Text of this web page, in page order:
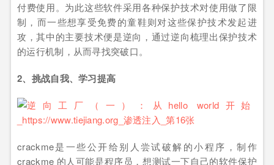
付费使用。为此这些软件采用各种保护技术对使用做了限
制，而一些想享受免费的童鞋则对这些保护技术发起进
攻，其中的主要技术便是逆向，通过逆向梳理出保护技术
的运行机制，从而寻找突破口。
2、挑战自我、学习提高
crackme是一些公开给别人尝试破解的小程序，制作
crackme 的人可能是程序员，想测试一下自己的软件保护